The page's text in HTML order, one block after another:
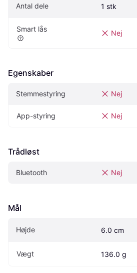
Antal dele 1 stk
Smart lås Nej
Egenskaber
Stemmestyring Nej
App-styring Nej
Trådløst
Bluetooth Nej
Mål
Højde 6.0 cm
Vægt 136.0 g